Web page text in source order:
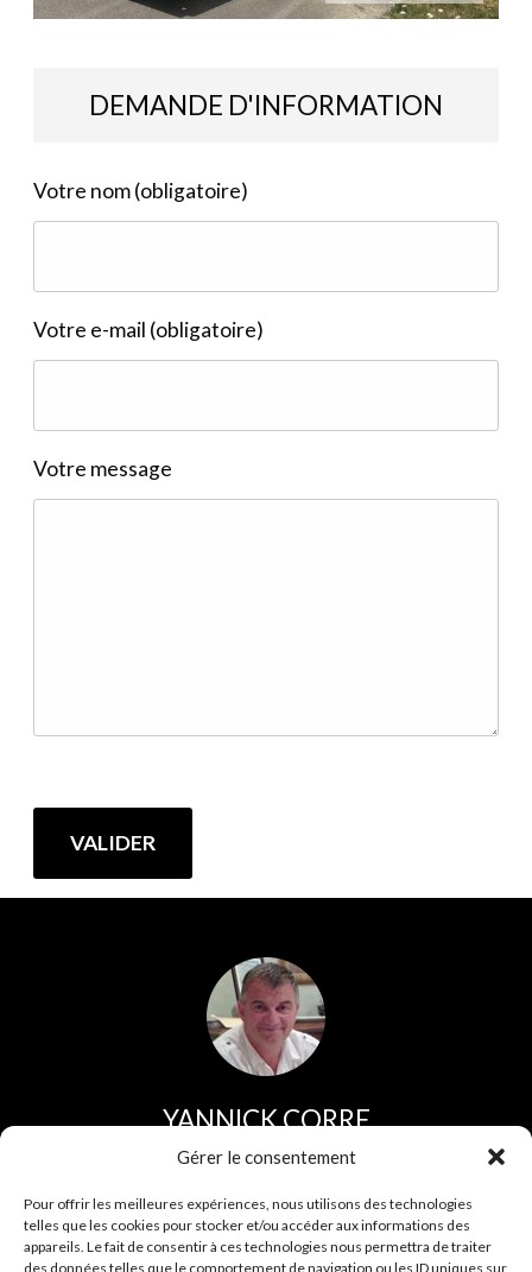
Gérer le consentement
Pour offrir les meilleures expériences, nous utilisons des technologies
telles que les cookies pour stocker et/ou accéder aux informations des
appareils. Le fait de consentir à ces technologies nous permettra de traiter
des données telles que le comportement de navigation ou les ID uniques sur
DEMANDE D'INFORMATION
Votre nom (obligatoire)
Votre e-mail (obligatoire)
Votre message
YANNICK CORRE
Direction et service commercial
Fax :02 96 43 35 75